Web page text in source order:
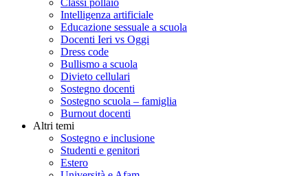
Classi pollaio
Intelligenza artificiale
Educazione sessuale a scuola
Docenti Ieri vs Oggi
Dress code
Bullismo a scuola
Divieto cellulari
Sostegno docenti
Sostegno scuola – famiglia
Burnout docenti
Altri temi
Sostegno e inclusione
Studenti e genitori
Estero